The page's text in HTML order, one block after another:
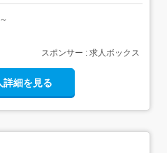
～
スポンサー : 求人ボックス
詳細を見る